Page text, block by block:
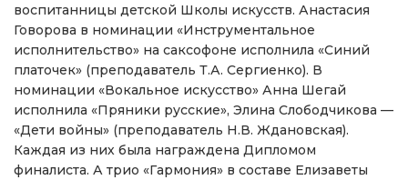
воспитанницы детской Школы искусств. Анастасия
Говорова в номинации «Инструментальное
исполнительство» на саксофоне исполнила «Синий
платочек» (преподаватель Т.А. Сергиенко). В
номинации «Вокальное искусство» Анна Шегай
исполнила «Пряники русские», Элина Слободчикова —
«Дети войны» (преподаватель Н.В. Ждановская).
Каждая из них была награждена Дипломом
финалиста. А трио «Гармония» в составе Елизаветы